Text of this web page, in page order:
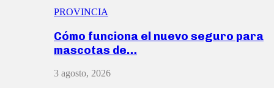
PROVINCIA
Cómo funciona el nuevo seguro para
mascotas de…
3 agosto, 2026